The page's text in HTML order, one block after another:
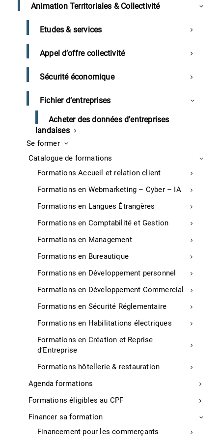
Animation Territoriales & Collectivité
Etudes & services
Appel d’offre collectivité
Sécurité économique
Fichier d’entreprises
Acheter des données d’entreprises
landaises
Se former
Catalogue de formations
Formations Accueil et relation client
Formations en Webmarketing – Cyber – IA
Formations en Langues Étrangères
Formations en Comptabilité et Gestion
Formations en Management
Formations en Bureautique
Formations en Développement personnel
Formations en Développement Commercial
Formations en Sécurité Réglementaire
Formations en Habilitations électriques
Formations en Création et Reprise
d’Entreprise
Formations hôtellerie & restauration
Agenda formations
Formations éligibles au CPF
Financer sa formation
Financement pour les commerçants
Tenez-vous au courant de nos dernières
Nos prestations de services
Diagnostic numérique TPE
Diagnostic Numérique Commerce
Services
Service à l’entreprise
Tourisme et Thermalisme
La situation touristique dans les Landes : données et
Prestation d’accompagnement